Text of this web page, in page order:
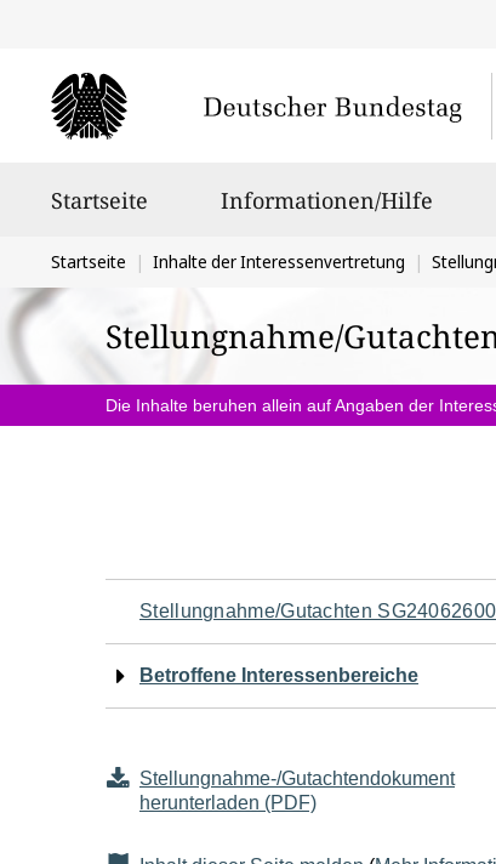
Startseite Informationen/Hilfe
Sie
befinden
sich
hier:
Startseite Inhalte der Interessenvertretung
Stellungnahme/
Die Inhalte beruhen allein auf Angaben der
Navigation
für
Seiteninhalt
Stellungnahme/Gutachten
Betroffene Interessenbereiche
Stellungnahme-/Gutachtendokument
herunterladen (PDF)